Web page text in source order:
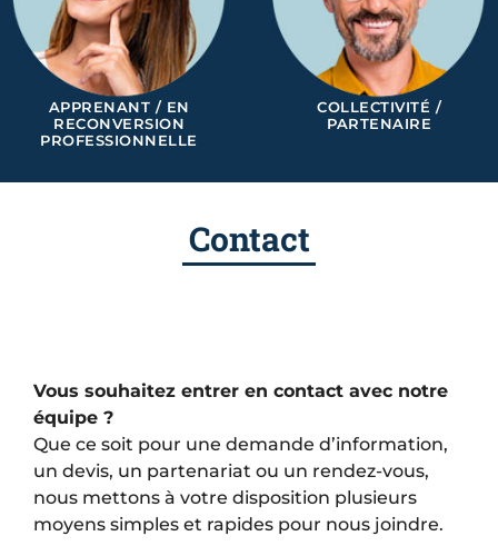
APPRENANT / EN
RECONVERSION
PROFESSIONNELLE
COLLECTIVITÉ /
PARTENAIRE
Contact
Vous souhaitez entrer en contact avec notre
équipe ?
Que ce soit pour une demande d’information,
un devis, un partenariat ou un rendez-vous,
nous mettons à votre disposition plusieurs
moyens simples et rapides pour nous joindre.